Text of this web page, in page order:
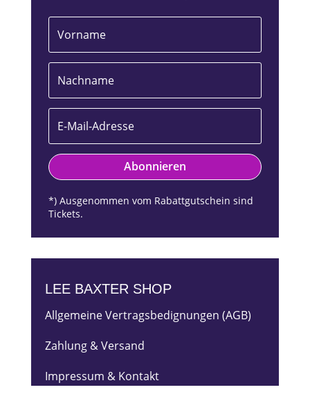
Abonnieren
*) Ausgenommen vom Rabattgutschein sind
Tickets.
LEE BAXTER SHOP
Allgemeine Vertragsbedignungen (AGB)
Zahlung & Versand
Impressum & Kontakt